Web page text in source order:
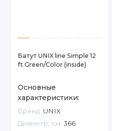
Батут UNIX line Simple 12
ft Green/Color (inside)
Основные
характеристики:
Бренд: UNIX
Диаметр, см: 366